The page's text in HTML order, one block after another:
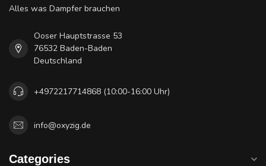
Alles was Dampfer brauchen
Ooser Hauptstrasse 53
76532 Baden-Baden
Deutschland
+4972217714868 (10:00-16:00 Uhr)
info@oxyzig.de
Categories